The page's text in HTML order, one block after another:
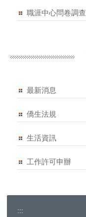
職涯中心問卷調查
最新消息
僑生法規
生活資訊
工作許可申辦
:::